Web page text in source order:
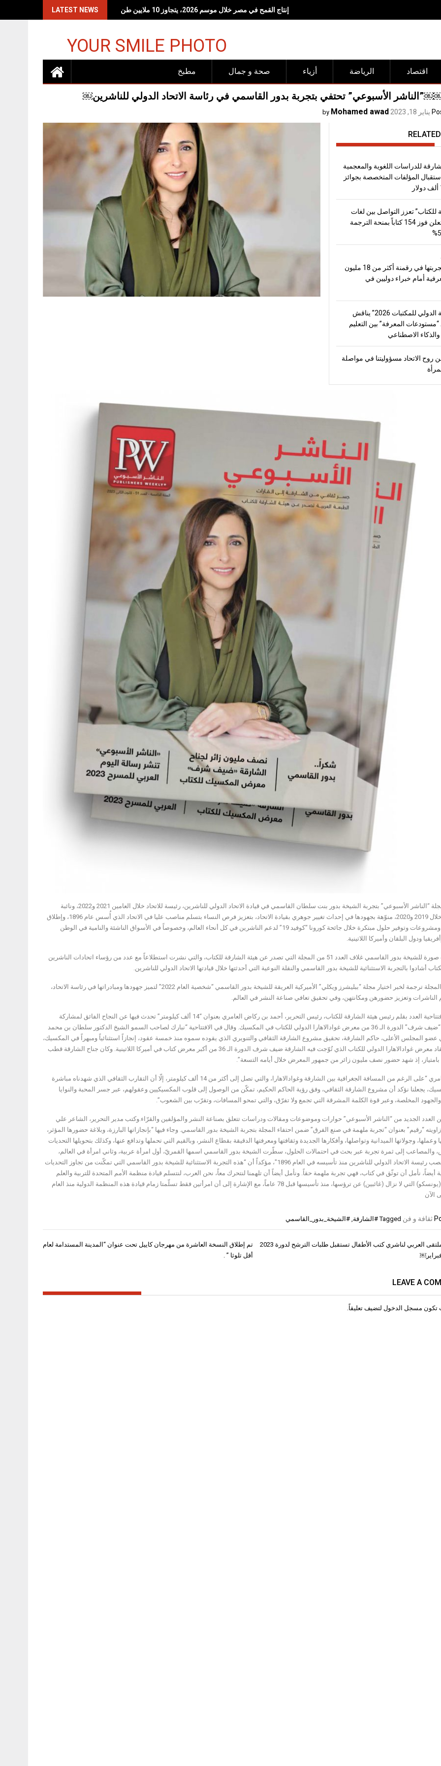
LATEST NEWS إنتاج القمح في مصر خلال موسم 2026، يتجاوز 10 ملايين طن
YOUR SMILE PHOTO
مطبخ صحة و جمال أزياء الرياضة اقتصاد
الأسبوعي” تحتفي بتجربة بدور القاسمي في رئاسة الاتحاد الدولي للناشرين￼
يناير 18, 2023 by
Mohamed awad
للدراسات اللغوية والمعجمية
المؤلفات المتخصصة بجوائز
للكتاب” تعزز التواصل بين لغات
العالم وتعلن فوز 154 كتاباً بمنحة الترجمة
تعرض تجربتها في رقمنة أكثر من 18 مليون
أمام خبراء دوليين في
“الشارقة الدولي للمكتبات 2026” يناقش
المعرفة” بين التعليم
الاصطناعي
روح الاتحاد مسؤوليتنا في مواصلة
احتفت مجلة “الناشر الأسبوعي” بتجربة الشيخة بدور بنت سلطان القاسمي في قيادة الاتحاد الدولي للناشرين، رئيسة للاتحاد خلال العامين 2021 و2022، ونائبة
للرئيس خلال 2019 و2020، منوّهة بجهودها في إحداث تغيير جوهري بقيادة الاتحاد، بتعزيز فرص النساء بتسلم مناصب عليا في الاتحاد الذي أُسس عام 1896، وإطلاق
مبادرات ومشروعات وتوفير حلول مبتكرة خلال جائحة كورونا “كوفيد 19” لدعم الناشرين في كل أنحاء العالم، وخصوصاً في الأسواق الناشئة والنامية في الوطن
ودول البلقان وأميركا اللاتينية.
وتصدرت صورة للشيخة بدور القاسمي غلاف العدد 51 من المجلة التي تصدر عن هيئة الشارقة للكتاب، والتي نشرت استطلاعاً مع عدد من رؤساء اتحادات الناشرين
أشادوا بالتجربة الاستثنائية للشيخة بدور القاسمي والنقلة النوعية التي أحدثتها خلال قيادتها الاتحاد الدولي للناشرين.
ونشرت المجلة ترجمة لخبر اختيار مجلة “ببليشرز ويكلي” الأميركية العريقة للشيخة بدور القاسمي “شخصية العام 2022” لتميز جهودها ومبادراتها في رئاسة الاتحاد،
وتعزيز حضورهن ومكانتهن، وفي تحقيق تعافي صناعة النشر في العالم.
وجاءت افتتاحية العدد بقلم رئيس هيئة الشارقة للكتاب، رئيس التحرير، أحمد بن ركاض العامري بعنوان “14 ألف كيلومتر” تحدث فيها عن النجاح الفائق لمشاركة
الشارقة “ضيف شرف” الدورة الـ 36 من معرض غوادالاهارا الدولي للكتاب في المكسيك. وقال في الافتتاحية “نبارك لصاحب السمو الشيخ الدكتور سلطان بن محمد
عضو المجلس الأعلى، حاكم الشارقة، تحقيق مشروع الشارقة الثقافي والتنويري الذي يقوده سموه منذ خمسة عقود، إنجازاً استثنائياً ومبهراً في المكسيك،
خلال انعقاد معرض غوادالاهارا الدولي للكتاب الذي تُوّجت فيه الشارقة ضيف شرف الدورة الـ 36 من أكبر معرض كتاب في أميركا اللاتينية. وكان جناح الشارقة قطب
إذ شهد حضور نصف مليون زائر من جمهور المعرض خلال أيامه التسعة”.
وتابع العامري “على الرغم من المسافة الجغرافية بين الشارقة وغوادالاهارا، والتي تصل إلى أكثر من 14 ألف كيلومتر، إلّا أن التقارب الثقافي الذي شهدناه مباشرة
يجعلنا نؤكد أن مشروع الشارقة الثقافي، وفق رؤية الحاكم الحكيم، تمكّن من الوصول إلى قلوب المكسيكيين وعقولهم، عبر جسر المحبة والنوايا
المخلصة، وعبر قوة الكلمة المشرقة التي تجمع ولا تفرّق، والتي تمحو المسافات، وتقرّب بين الشعوب”.
العدد الجديد من “الناشر الأسبوعي” حوارات وموضوعات ومقالات ودراسات تتعلق بصناعة النشر والمؤلفين والقرّاء. وكتب مدير التحرير، الشاعر علي
“رقيم” بعنوان “تجربة ملهمة في صنع الفرق” ضمن احتفاء المجلة بتجربة الشيخة بدور القاسمي. وجاء فيها “بإنجازاتها البارزة، وبلاغة حضورها المؤثر،
وعملها، وجولاتها الميدانية وتواصلها، وأفكارها الجديدة وثقافتها ومعرفتها الدقيقة بقطاع النشر، وبالقيم التي تحملها وتدافع عنها، وكذلك بتحويلها التحديات
والمصاعب إلى ثمرة تجربة عبر بحث في احتمالات الحلول، سطّرت الشيخة بدور القاسمي اسمها القمريّ، أول امرأة عربية، وثاني امرأة في العالم،
تشغل منصب رئيسة الاتحاد الدولي للناشرين منذ تأسيسه في العام 1896″، مؤكداً أن “هذه التجربة الاستثنائية للشيخة بدور القاسمي التي تمكّنت من تجاوز التحديات
أيضاً، نأمل أن توثّق في كتاب، فهي تجربة ملهمة حقاً. ونأمل أيضاً أن تلهمنا لنتحرك معاً، نحن العرب، لنتسلم قيادة منظمة الأمم المتحدة للتربية والعلم
والثقافة (يونسكو) التي لا نزال (غائبين) عن ترؤسها، منذ تأسيسها قبل 78 عاماً، مع الإشارة إلى أن امرأتين فقط تسلّمتا زمام قيادة هذه المنظمة الدولية منذ العام
ثقافة و فن Tagged #الشارقة #الشيخة_بدور_القاسمي
تم إطلاق النسخة العاشرة من مهرجان كاييل تحت عنوان “المدينة المستدامة لعام
أقل تلوثا ” .
جائزة الملتقى العربي لناشري كتب الأطفال تستقبل طلبات الترشح لدورة 2023
LEAVE A
تكون مسجل الدخول لتضيف تعليقاً.